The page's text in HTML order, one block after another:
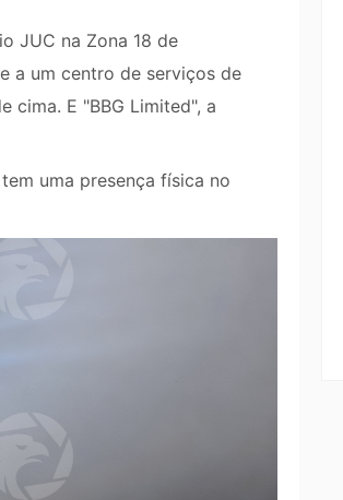
JUC na Zona 18 de
a um centro de serviços de
cima. E "BBG Limited", a
uma presença física no